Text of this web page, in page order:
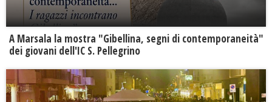
A Marsala la mostra "Gibellina, segni di contemporaneità"
dei giovani dell'IC S. Pellegrino